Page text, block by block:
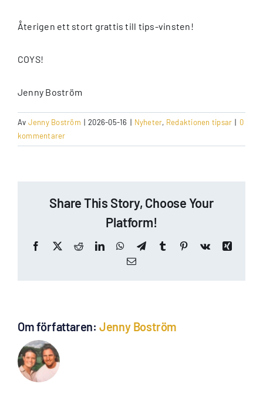
Återigen ett stort grattis till tips-vinsten!
COYS!
Jenny Boström
Av Jenny Boström | 2026-05-16 | Nyheter, Redaktionen tipsar | 0
kommentarer
Share This Story, Choose Your
Platform!
Facebook
X RedditLinkedInWhatsApp
TelegramTumblr Pinterest
Vk
Xing
E-
Om författaren: Jenny Boström